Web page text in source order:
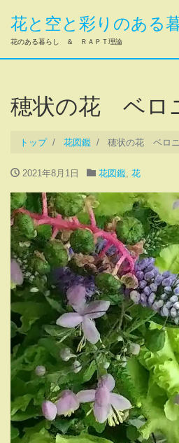
花と空と彩りのある
花のある暮らし ＆ ＲＡＰＴ理論
穂状の花 ベロ
トップ 花図鑑 穂状の花 ベロ
2021年8月1日 花図鑑, 花